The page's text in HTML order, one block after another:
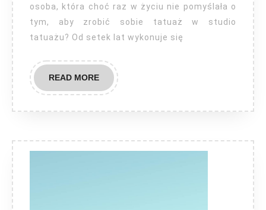
osoba, która choć raz w życiu nie pomyślała o
tym, aby zrobić sobie tatuaż w studio
tatuażu? Od setek lat wykonuje się
READ MOREREAD
MORE